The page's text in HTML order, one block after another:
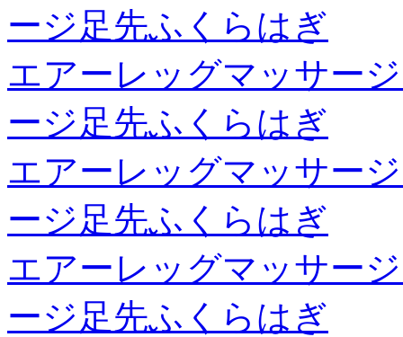
ージ足先ふくらはぎ
エアーレッグマッサー
ージ足先ふくらはぎ
エアーレッグマッサー
ージ足先ふくらはぎ
エアーレッグマッサー
ージ足先ふくらはぎ